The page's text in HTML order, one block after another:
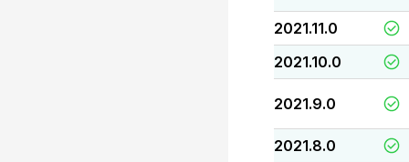
2021.11.0
2021.10.0
2021.9.0
2021.8.0